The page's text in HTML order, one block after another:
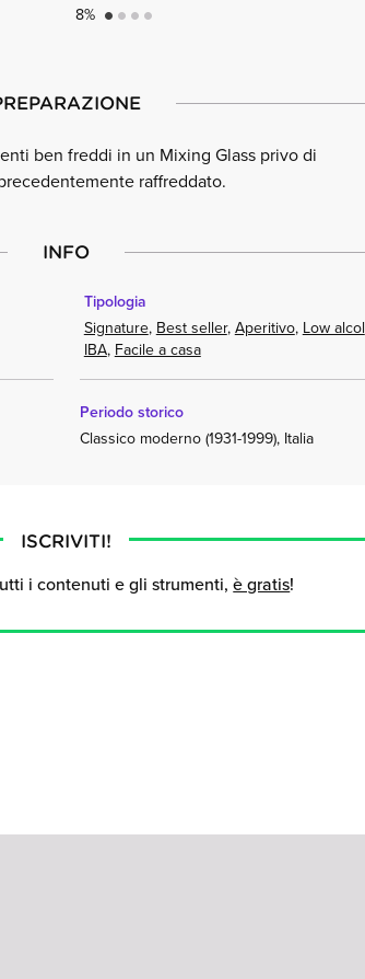
8%
circle circle circle circle
ben freddi in un Mixing Glass privo di
raffreddato.
INFO
Tipologia
Signature, Best seller,Aperitivo, Low alcol
IBA, Facile a casa
Periodo storico
Classico moderno (1931-1999), Italia
ISCRIVITI!
i contenuti e gli strumenti,è gratis!